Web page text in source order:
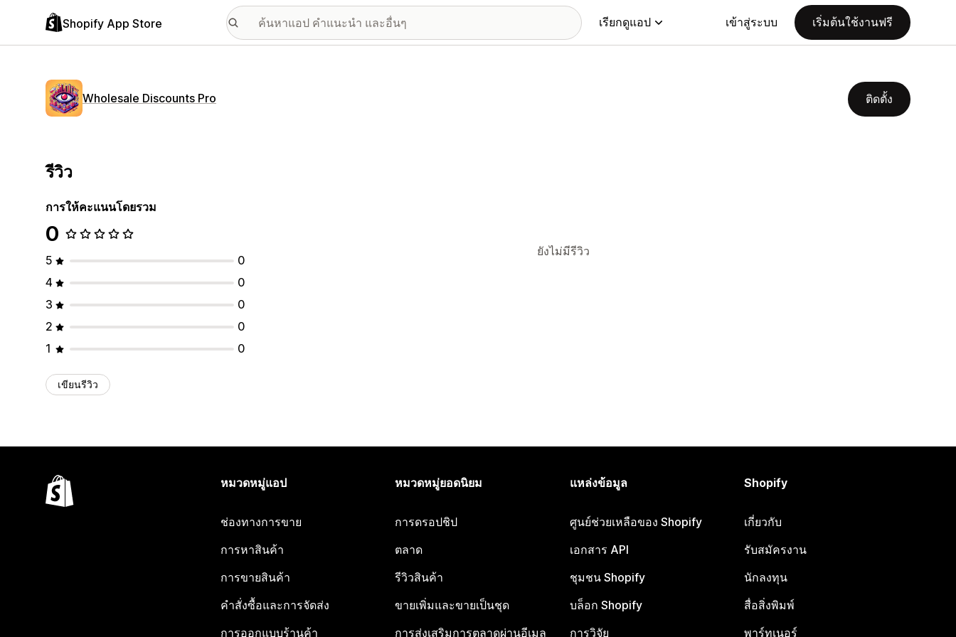
Shopify App Store เรียกดูแอป เข้าสู่ระบบ เริ่มต้นใช้งานฟรี
Wholesale Discounts Pro ติดตั้ง
รีวิว
การให้คะแนนโดยรวม
0
5
0
4
0
3
0
2
0
1
0
เขียนรีวิว
ยังไม่มีรีวิว
หมวดหมู่แอป
ช่องทางการขาย
การหาสินค้า
การขายสินค้า
คำสั่งซื้อและการจัดส่ง
การออกแบบร้านค้า
หมวดหมู่ยอดนิยม
การดรอปชิป
ตลาด
รีวิวสินค้า
ขายเพิ่มและขายเป็นชุด
การส่งเสริมการตลาดผ่านอีเมล
แหล่งข้อมูล
ศูนย์ช่วยเหลือของ Shopify
เอกสาร API
ชุมชน Shopify
บล็อก Shopify
การวิจัย
Shopify
เกี่ยวกับ
รับสมัครงาน
นักลงทุน
สื่อสิ่งพิมพ์
พาร์ทเนอร์